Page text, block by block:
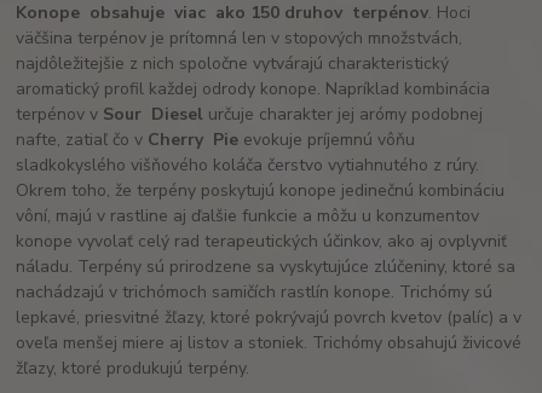
Konope obsahuje viac ako 150 druhov terpénov. Hoci
väčšina terpénov je prítomná len v stopových množstvách,
najdôležitejšie z nich spoločne vytvárajú charakteristický
aromatický profil každej odrody konope. Napríklad kombinácia
terpénov v Sour Diesel určuje charakter jej arómy podobnej
nafte, zatiaľ čo v Cherry Pie evokuje príjemnú vôňu
sladkokyslého višňového koláča čerstvo vytiahnutého z rúry.
Okrem toho, že terpény poskytujú konope jedinečnú kombináciu
vôní, majú v rastline aj ďalšie funkcie a môžu u konzumentov
konope vyvolať celý rad terapeutických účinkov, ako aj ovplyvniť
náladu. Terpény sú prirodzene sa vyskytujúce zlúčeniny, ktoré sa
nachádzajú v trichómoch samičích rastlín konope. Trichómy sú
lepkavé, priesvitné žľazy, ktoré pokrývajú povrch kvetov (palíc) a v
oveľa menšej miere aj listov a stoniek. Trichómy obsahujú živicové
žľazy, ktoré produkujú terpény.